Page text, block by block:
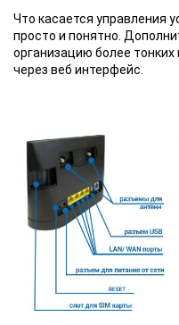
Что касается управления
просто и понятно.
организацию более
через веб интерфейс.